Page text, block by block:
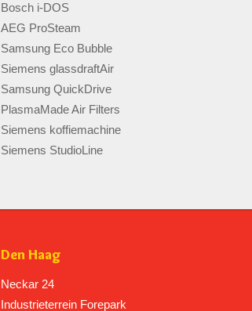
Bosch i-DOS
AEG ProSteam
Samsung Eco Bubble
Siemens glassdraftAir
Samsung QuickDrive
PlasmaMade Air Filters
Siemens koffiemachine
Siemens StudioLine
Den Haag
Neckar 24
Industrieterrein Forepark